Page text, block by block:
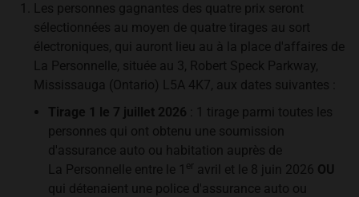
Les personnes gagnantes des quatre prix seront
sélectionnées au moyen de quatre tirages au sort
électroniques, qui auront lieu au à la place d'affaires de
La Personnelle, située au 3, Robert Speck Parkway,
Mississauga (Ontario) L5A 4K7, aux dates suivantes :
Tirage 1 le 7 juillet 2026 : 1 tirage parmi toutes les
personnes qui ont obtenu une soumission
d'assurance auto ou habitation auprès de
La Personnelle entre le 1 er avril et le 8 juin 2026 OU
qui détenaient une police d'assurance auto ou